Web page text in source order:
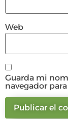
Web
Guarda mi
navegador